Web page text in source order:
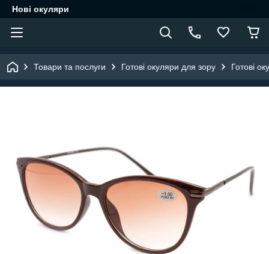
Нові окуляри
Товари та послуги Готові окуляри для зору Готові